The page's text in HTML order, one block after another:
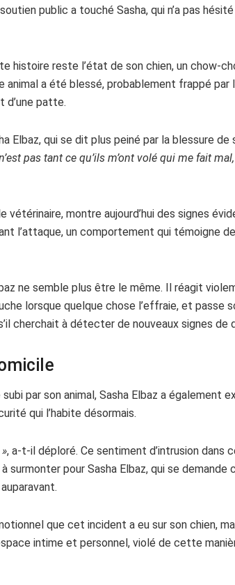
public a touché Sasha, qui n’a pas
histoire reste l’état de son chien, un chow-
animal a été blessé, probablement frappé par
d’une patte.
qui se dit plus peiné par la blessure de
pas tant ce qu’ils m’ont volé qui me fait
vétérinaire, montre aujourd’hui des signes
l’attaque, un comportement qui témoigne
ne semble plus être le même. Il réagit
lorsque quelque chose l’effraie, et passe
cherchait à détecter de nouveaux signes de
par son animal, Sasha Elbaz a également
qui l’habite désormais.
, a-t-il déploré. Ce sentiment d’intrusion dans
pour Sasha Elbaz, qui se demande
que cet incident a eu sur son chien,
intime et personnel, violé de cette